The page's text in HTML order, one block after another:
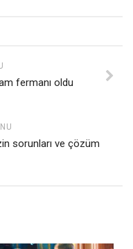
fermanı oldu
sorunları ve çözüm